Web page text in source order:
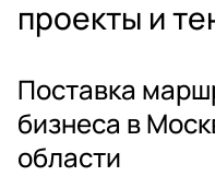
проекты и
Поставка
бизнеса в
области